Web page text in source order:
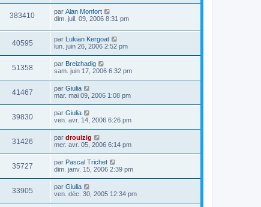
383410 par Alan Monfort
dim. juil. 09, 2006 8:31 pm
40595 par Lukian Kergoat
lun. juin 26, 2006 2:52 pm
51358 par Breizhadig
sam. juin 17, 2006 6:32 pm
41467 par Giulia
mar. mai 09, 2006 1:08 pm
39830 par Giulia
ven. avr. 14, 2006 6:26 pm
31426 par drouizig
mer. avr. 05, 2006 6:14 pm
35727 par Pascal Trichet
dim. janv. 15, 2006 2:39 pm
33905 par Giulia
ven. déc. 30, 2005 12:34 pm